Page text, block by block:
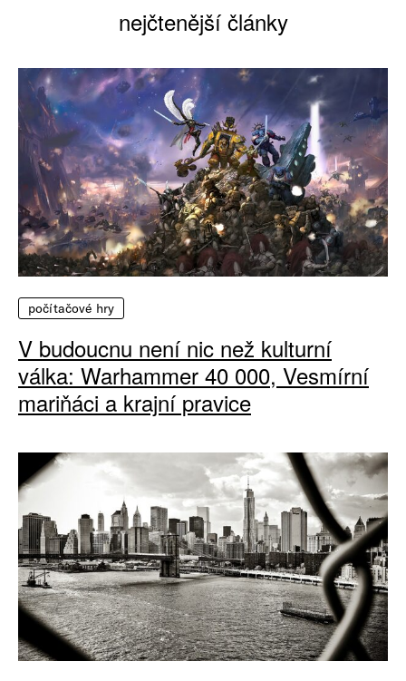
nejčtenější články
počítačové hry
V budoucnu není nic než kulturní
válka: Warhammer 40 000, Vesmírní
mariňáci a krajní pravice